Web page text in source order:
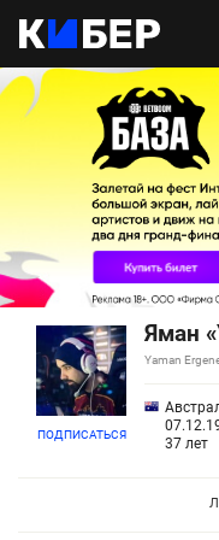
ПОДПИСАТЬСЯ
Яман
Yaman
37 лет